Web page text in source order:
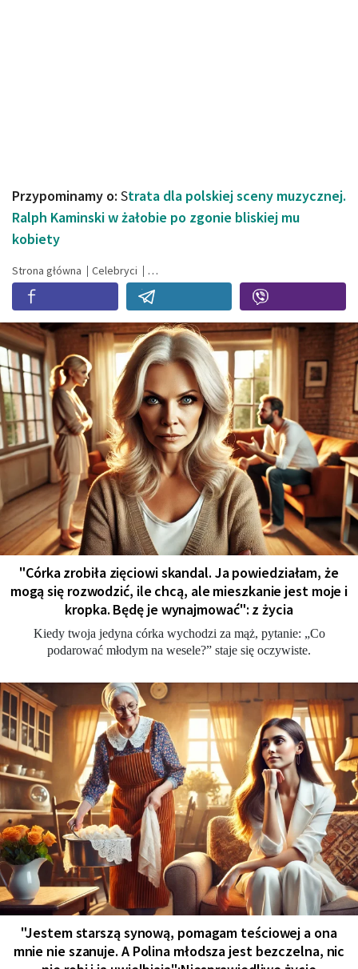
Przypominamy o: Strata dla polskiej sceny muzycznej.
Ralph Kaminski w żałobie po zgonie bliskiej mu
kobiety
Strona główna Celebryci
"Córka zrobiła zięciowi skandal. Ja powiedziałam, że
mogą się rozwodzić, ile chcą, ale mieszkanie jest moje i
kropka. Będę je wynajmować": z życia
Kiedy twoja jedyna córka wychodzi za mąż, pytanie: „Co
podarować młodym na wesele?” staje się oczywiste.
"Jestem starszą synową, pomagam teściowej a ona
mnie nie szanuje. A Polina młodsza jest bezczelna, nic